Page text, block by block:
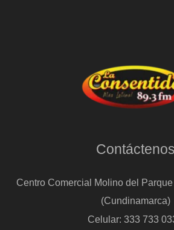
Contáctenos
Centro Comercial Molino del
(Cundinamarca)
Celular: 333 733